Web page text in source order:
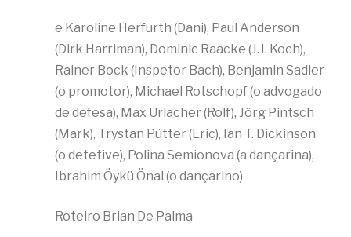
e Karoline Herfurth (Dani), Paul Anderson
(Dirk Harriman), Dominic Raacke (J.J. Koch),
Rainer Bock (Inspetor Bach), Benjamin Sadler
(o promotor), Michael Rotschopf (o advogado
de defesa), Max Urlacher (Rolf), Jörg Pintsch
(Mark), Trystan Pütter (Eric), Ian T. Dickinson
(o detetive), Polina Semionova (a dançarina),
Ibrahim Öykü Önal (o dançarino)
Roteiro Brian De Palma